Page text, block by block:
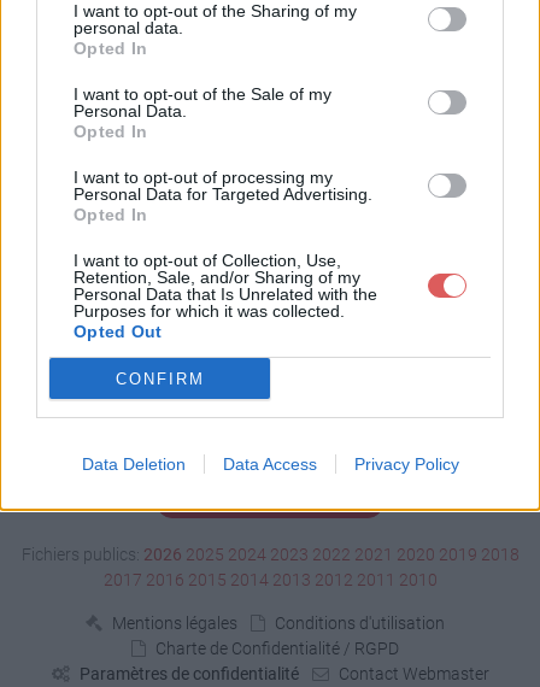
I want to opt-out of the Sharing of my
personal data.
Opted In
I want to opt-out of the Sale of my
Personal Data.
Opted In
I want to opt-out of processing my
Personal Data for Targeted Advertising.
Opted In
I want to opt-out of Collection, Use,
Retention, Sale, and/or Sharing of my
Personal Data that Is Unrelated with the
Purposes for which it was collected.
Opted Out
CONFIRM
Data Deletion Data Access Privacy Policy
Télécharger le fichier CV.pdf
Télécharger CV.pdf
Fichiers publics: 2026 2025 2024 2023 2022 2021 2020 2019 2018
2017 2016 2015 2014 2013 2012 2011 2010
Mentions légales
Conditions d'utilisation
Charte de Confidentialité / RGPD
Paramètres de confidentialité
Contact Webmaster